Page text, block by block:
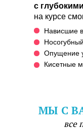
с
на курсе
Нависшие
Опущение
Кисетные
все
МЫ С